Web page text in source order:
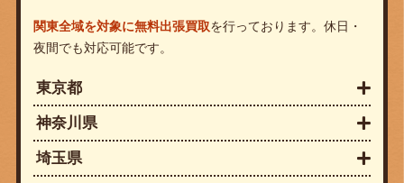
関東全域を対象に無料出張買取を行っております。休日・
夜間でも対応可能です。
東京都
神奈川県
埼玉県